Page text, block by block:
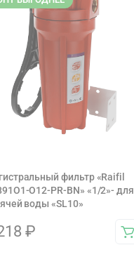
фильтр «Raifil
O12-PR-BN» «1/2»- для
воды «SL10»
₽